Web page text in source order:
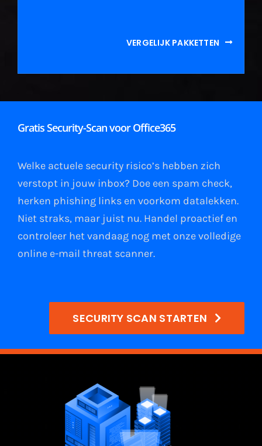
VERGELIJK PAKKETTEN
Gratis Security-Scan voor Office365
Welke actuele security risico’s hebben zich
verstopt in jouw inbox? Doe een spam check,
herken phishing linksen voorkom datalekken.
Niet straks, maar juist nu. Handel proactief en
controleer het vandaag nog met onze volledige
online e-mail threat scanner.
SECURITY SCAN STARTEN